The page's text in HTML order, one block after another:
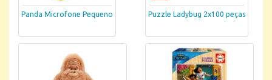
Panda Microfone Pequeno Puzzle Ladybug 2x100 peças